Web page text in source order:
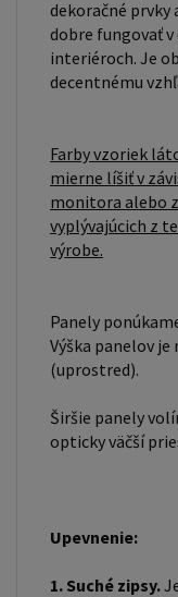
dekoračné prvky
dobre fungovať
interiéroch. Je
decentnému
Farby vzoriek
mierne líšiť v
monitora alebo
vyplývajúcich z
výrobe.
Panely
Výška panelov
(uprostred).
Širšie panely
opticky väčší
Upevnenie:
1. Suché zipsy.